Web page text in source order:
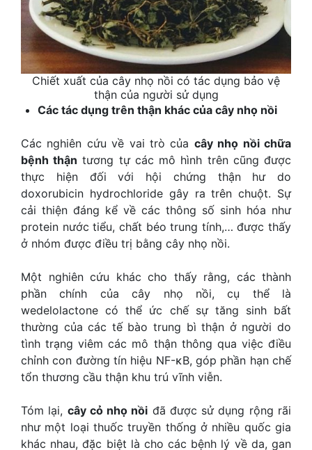
Chiết xuất của cây nhọ nồi có tác dụng bảo vệ
thận của người sử dụng
Các tác dụng trên thận khác của cây nhọ nồi
Các nghiên cứu về vai trò của cây nhọ nồi chữa
bệnh thận tương tự các mô hình trên cũng được
thực hiện đối với hội chứng thận hư do
doxorubicin hydrochloride gây ra trên chuột. Sự
cải thiện đáng kể về các thông số sinh hóa như
protein nước tiểu, chất béo trung tính,… được thấy
ở nhóm được điều trị bằng cây nhọ nồi.
Một nghiên cứu khác cho thấy rằng, các thành
phần chính của cây nhọ nồi, cụ thể là
wedelolactone có thể ức chế sự tăng sinh bất
thường của các tế bào trung bì thận ở người do
tình trạng viêm các mô thận thông qua việc điều
chỉnh con đường tín hiệu NF-κB, góp phần hạn chế
tổn thương cầu thận khu trú vĩnh viễn.
Tóm lại, cây cỏ nhọ nồi đã được sử dụng rộng rãi
như một loại thuốc truyền thống ở nhiều quốc gia
khác nhau, đặc biệt là cho các bệnh lý về da, gan